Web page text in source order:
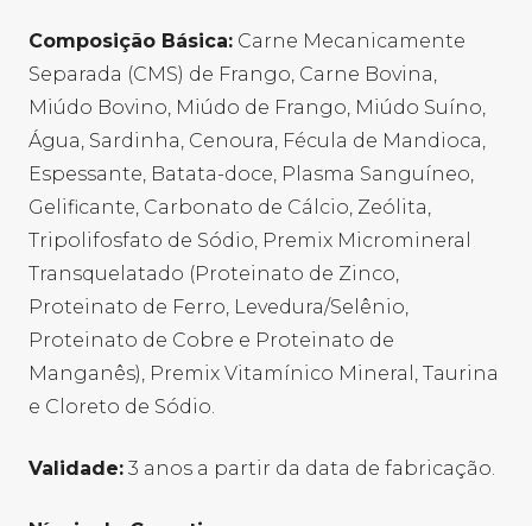
Composição Básica: Carne Mecanicamente
Separada (CMS) de Frango, Carne Bovina,
Miúdo Bovino, Miúdo de Frango, Miúdo Suíno,
Água, Sardinha, Cenoura, Fécula de Mandioca,
Espessante, Batata-doce, Plasma Sanguíneo,
Gelificante, Carbonato de Cálcio, Zeólita,
Tripolifosfato de Sódio, Premix Micromineral
Transquelatado (Proteinato de Zinco,
Proteinato de Ferro, Levedura/Selênio,
Proteinato de Cobre e Proteinato de
Manganês), Premix Vitamínico Mineral, Taurina
e Cloreto de Sódio.
Validade: 3 anos a partir da data de fabricação.